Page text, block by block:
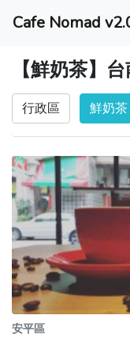
Cafe Nomad
【鮮奶茶】
行政區 鮮奶茶
安平區